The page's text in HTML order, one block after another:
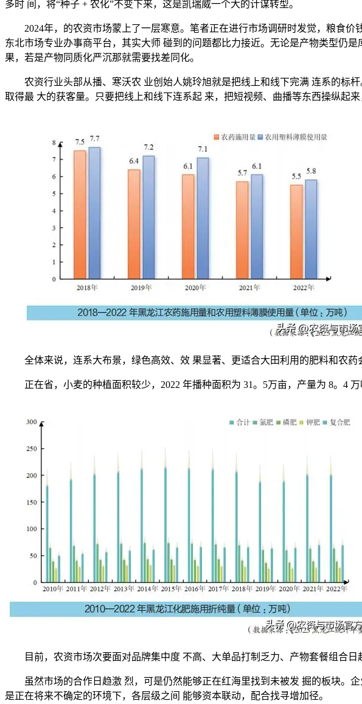
多时 间，将“种子 + 农化”不变下来，这是凯瑞威一个大的计谋转型。
2024年，的农资市场蒙上了一层寒意。笔者正在进行市场调研时发觉，粮食价
东北市场专业办事商平台，其实大师 碰到的问题都比力接近。无论是产物类型仍
果，若是产物同质化严沉那就需要找差同化。
农资行业头部从播、寒沃农 业创始人姚玲旭就是把线上和线下完满 连系的标
取得最 大的获客量。只要把线上和线下连系起 来，把短视频、曲播等东西操纵起
全体来说，连系大布景，绿色高效、效 果显著、更适合大田利用的肥料和农药
正在省，小麦的种植面积较少，2022 年播种面积为 31。5万亩，产量为 8。4 万
目前，农资市场次要面对品牌集中度 不高、大单品打制乏力、产物套餐组合日
虽然市场的合作日趋激 烈，可是仍然能够正在红海里找到未被发 掘的板块。企
是正在将来不确定的环境下，各层级之间 能够资本联动，配合找寻增加径。